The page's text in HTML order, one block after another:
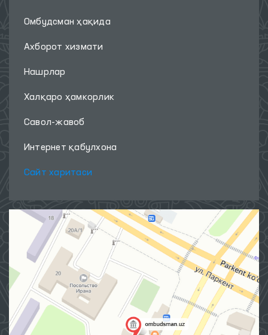
Омбудсман ҳақида
Ахборот хизмати
Нашрлар
Халқаро ҳамкорлик
Савол-жавоб
Интернет қабулхона
Сайт харитаси